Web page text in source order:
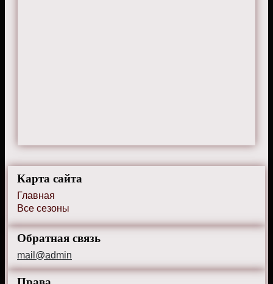
Карта сайта
Главная
Все сезоны
Обратная связь
mail@admin